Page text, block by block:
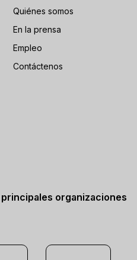
Quiénes somos
En la prensa
Empleo
Contáctenos
organizaciones